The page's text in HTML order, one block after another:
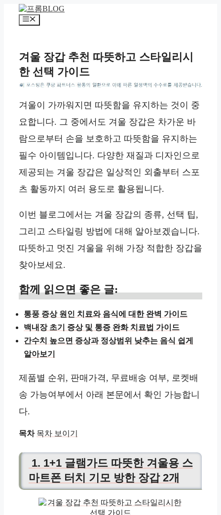
메
겨울 장갑 추천 따뜻하고 스타일리시
한 선택 가이드
*
겨울이 가까워지면 따뜻함을 유지하는 것이 중
요합니다. 그 중에서도 겨울 장갑은 차가운 바
람으로부터 손을 보호하고 따뜻함을 유지하는
필수 아이템입니다. 다양한 재질과 디자인으로
제공되는 겨울 장갑은 일상적인 외출부터 스포
츠 활동까지 여러 용도로 활용됩니다.
이번 블로그에서는 겨울 장갑의 종류, 선택 팁,
그리고 스타일링 방법에 대해 알아보겠습니다.
따뜻하고 멋진 겨울을 위해 가장 적합한 장갑을
찾아보세요.
함께 읽으면 좋은 글:
통풍 증상 원인 치료와 음식에 대한 완벽 가이드
백내장 초기 증상 및 통증 완화 치료법 가이드
간수치 높으면 증상과 정상범위 낮추는 음식 쉽게
알아보기
제품별 순위, 판매가격, 무료배송 여부, 로켓배
송 가능여부에서 아래 본문에서 확인 가능합니
다.
목차 목차 보이기
1. 1+1 글램가드 따뜻한 겨울용 스
마트폰 터치 기모 방한 장갑 2개